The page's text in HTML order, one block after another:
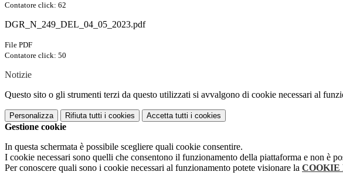
Contatore click: 62
DGR_N_249_DEL_04_05_2023.pdf
File PDF
Contatore click: 50
Notizie
Questo sito o gli strumenti terzi da questo utilizzati si avvalgono di cookie necessari al
Personalizza Rifiuta tutti i cookies Accetta tutti i cookies
Gestione cookie
In questa schermata è possibile scegliere quali cookie consentire.
I cookie necessari sono quelli che consentono il funzionamento della piattaforma e non è
Per conoscere quali sono i cookie necessari al funzionamento potete visionare la COOKIE